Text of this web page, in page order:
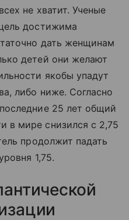
не хватит. Ученые
достижима
дать женщинам
детей они желают
якобы упадут
либо ниже. Согласно
25 лет общий
в мире снизился с 2,75
продолжит падать
1,75.